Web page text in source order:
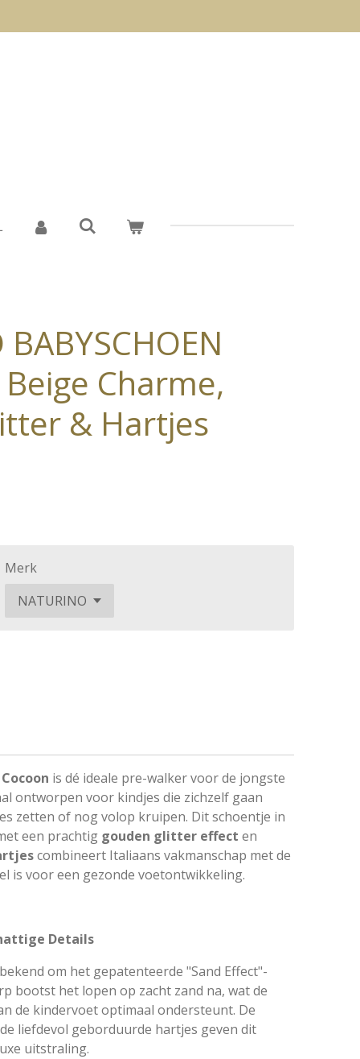
Charme,
& Hartjes
Merk
is dé ideale pre-walker voor de jongste
ontworpen voor kindjes die zichzelf gaan
zetten of nog volop kruipen. Dit schoentje in
een prachtig gouden glitter effect en
combineert Italiaans vakmanschap met de
is voor een gezonde voetontwikkeling.
Details
om het gepatenteerde "Sand Effect"-
bootst het lopen op zacht zand na, wat de
de kindervoet optimaal ondersteunt. De
liefdevol geborduurde hartjes geven dit
uitstraling.